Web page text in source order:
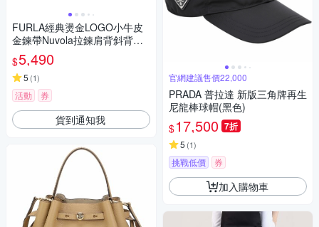
FURLA經典燙金LOGO小牛皮
金鍊帶Nuvola拉鍊肩背斜背包
(迷你/淺鼠尾草綠)
$5,490
5 (1)
活動 券
貨到通知我
官網建議售價22,000
PRADA 普拉達 新版三角牌再生
尼龍棒球帽(黑色)
$17,500 7折
5 (1)
挑戰低價 券
加入購物車